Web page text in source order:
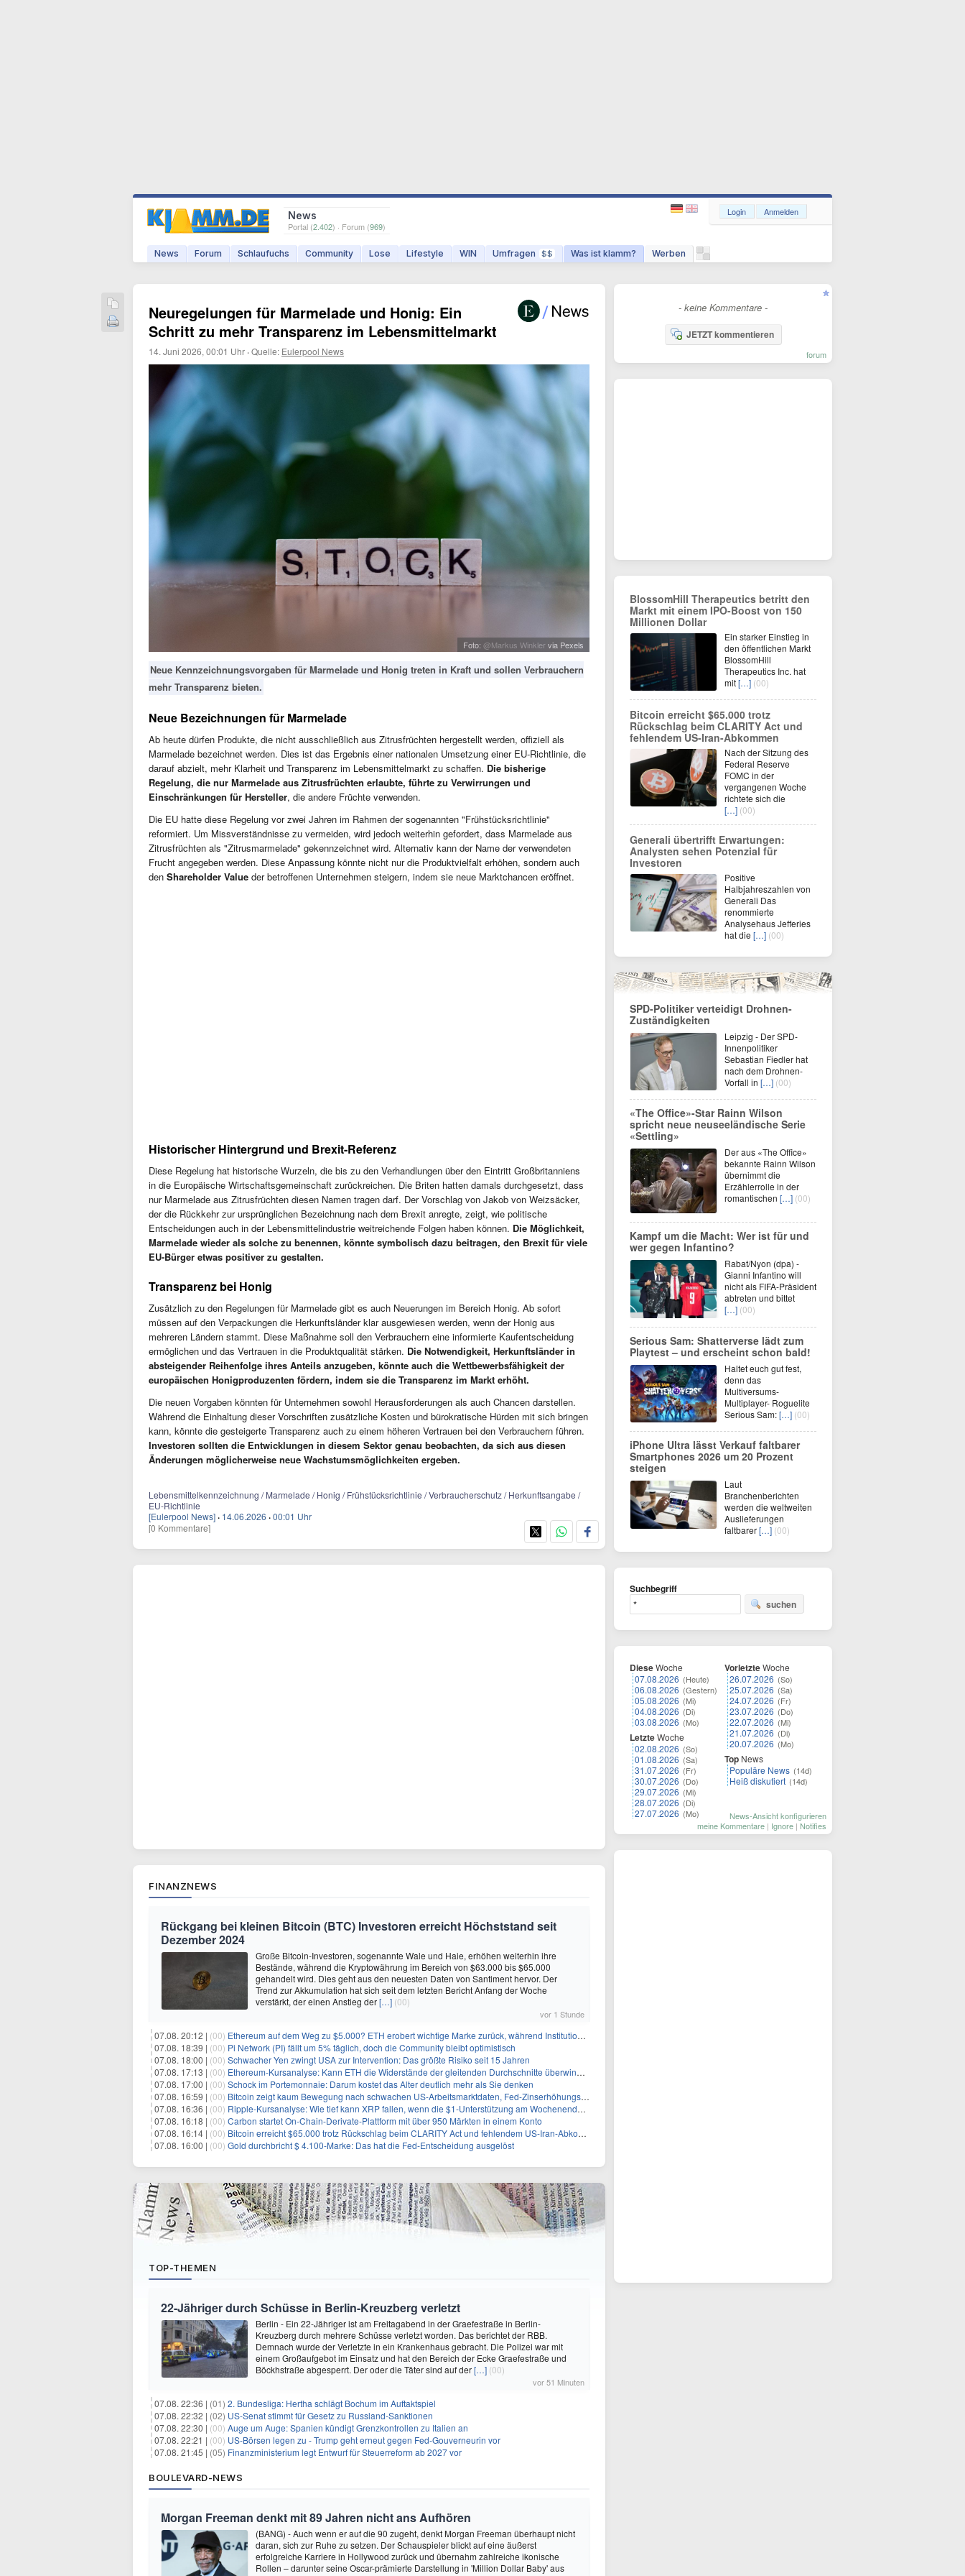
News
Portal (2.402) · Forum (969)
News Forum Schlaufuchs Community Lose Lifestyle WIN Umfragen $$ Was ist klamm? Werben
Login Anmelden
Neuregelungen für Marmelade und Honig: Ein
Schritt zu mehr Transparenz im Lebensmittelmarkt
14. Juni 2026, 00:01 Uhr ·Quelle: Eulerpool News
Foto: @Markus Winkler via Pexels
Neue Kennzeichnungsvorgaben für Marmelade und Honig treten in Kraft und sollen Verbrauchern
mehr Transparenz bieten.
Neue Bezeichnungen für Marmelade
Ab heute dürfen Produkte, die nicht ausschließlich aus Zitrusfrüchten hergestellt werden, offiziell als
Marmelade bezeichnet werden. Dies ist das Ergebnis einer nationalen Umsetzung einer EU-Richtlinie, die
darauf abzielt, mehr Klarheit und Transparenz im Lebensmittelmarkt zu schaffen. Die bisherige
Regelung, die nur Marmelade aus Zitrusfrüchten erlaubte, führte zu Verwirrungen und
Einschränkungen für Hersteller, die andere Früchte verwenden.
Die EU hatte diese Regelung vor zwei Jahren im Rahmen der sogenannten "Frühstücksrichtlinie"
reformiert. Um Missverständnisse zu vermeiden, wird jedoch weiterhin gefordert, dass Marmelade aus
Zitrusfrüchten als "Zitrusmarmelade" gekennzeichnet wird. Alternativ kann der Name der verwendeten
Frucht angegeben werden. Diese Anpassung könnte nicht nur die Produktvielfalt erhöhen, sondern auch
den Shareholder Value der betroffenen Unternehmen steigern, indem sie neue Marktchancen eröffnet.
Historischer Hintergrund und Brexit-Referenz
Diese Regelung hat historische Wurzeln, die bis zu den Verhandlungen über den Eintritt Großbritanniens
in die Europäische Wirtschaftsgemeinschaft zurückreichen. Die Briten hatten damals durchgesetzt, dass
nur Marmelade aus Zitrusfrüchten diesen Namen tragen darf. Der Vorschlag von Jakob von Weizsäcker,
der die Rückkehr zur ursprünglichen Bezeichnung nach dem Brexit anregte, zeigt, wie politische
Entscheidungen auch in der Lebensmittelindustrie weitreichende Folgen haben können. Die Möglichkeit,
Marmelade wieder als solche zu benennen, könnte symbolisch dazu beitragen, den Brexit für viele
EU-Bürger etwas positiver zu gestalten.
Transparenz bei Honig
Zusätzlich zu den Regelungen für Marmelade gibt es auch Neuerungen im Bereich Honig. Ab sofort
müssen auf den Verpackungen die Herkunftsländer klar ausgewiesen werden, wenn der Honig aus
mehreren Ländern stammt. Diese Maßnahme soll den Verbrauchern eine informierte Kaufentscheidung
ermöglichen und das Vertrauen in die Produktqualität stärken. Die Notwendigkeit, Herkunftsländer in
absteigender Reihenfolge ihres Anteils anzugeben, könnte auch die Wettbewerbsfähigkeit der
europäischen Honigproduzenten fördern, indem sie die Transparenz im Markt erhöht.
Die neuen Vorgaben könnten für Unternehmen sowohl Herausforderungen als auch Chancen darstellen.
Während die Einhaltung dieser Vorschriften zusätzliche Kosten und bürokratische Hürden mit sich bringen
kann, könnte die gesteigerte Transparenz auch zu einem höheren Vertrauen bei den Verbrauchern führen.
Investoren sollten die Entwicklungen in diesem Sektor genau beobachten, da sich aus diesen
Änderungen möglicherweise neue Wachstumsmöglichkeiten ergeben.
Lebensmittelkennzeichnung / Marmelade / Honig / Frühstücksrichtlinie / Verbraucherschutz / Herkunftsangabe /
EU-Richtlinie
[Eulerpool News] · 14.06.2026 ·00:01 Uhr
[0 Kommentare]
FINANZNEWS
Rückgang bei kleinen Bitcoin (BTC) Investoren erreicht Höchststand seit
Dezember 2024
Große Bitcoin-Investoren, sogenannte Wale und Haie, erhöhen weiterhin ihre
Bestände, während die Kryptowährung im Bereich von $63.000 bis $65.000
gehandelt wird. Dies geht aus den neuesten Daten von Santiment hervor. Der
Trend zur Akkumulation hat sich seit dem letzten Bericht Anfang der Woche
verstärkt, der einen Anstieg der[…] (00)
vor 1 Stunde
07.08. 20:12 | (00) Ethereum auf dem Weg zu $5.000? ETH erobert wichtige Marke zurück, während Institutionen weiter akkumulieren
07.08. 18:39 | (00) Pi Network (PI) fällt um 5% täglich, doch die Community bleibt optimistisch
07.08. 18:00 | (00) Schwacher Yen zwingt USA zur Intervention: Das größte Risiko seit 15 Jahren
07.08. 17:13 | (00) Ethereum-Kursanalyse: Kann ETH die Widerstände der gleitenden Durchschnitte überwinden?
07.08. 17:00 | (00) Schock im Portemonnaie: Darum kostet das Alter deutlich mehr als Sie denken
07.08. 16:59 | (00) Bitcoin zeigt kaum Bewegung nach schwachen US-Arbeitsmarktdaten, Fed-Zinserhöhungschancen sinken auf 44%
07.08. 16:36 | (00) Ripple-Kursanalyse: Wie tief kann XRP fallen, wenn die $1-Unterstützung am Wochenende verloren geht?
07.08. 16:18 | (00) Carbon startet On-Chain-Derivate-Plattform mit über 950 Märkten in einem Konto
07.08. 16:14 | (00) Bitcoin erreicht $65.000 trotz Rückschlag beim CLARITY Act und fehlendem US-Iran-Abkommen
07.08. 16:00 | (00) Gold durchbricht $ 4.100-Marke: Das hat die Fed-Entscheidung ausgelöst
TOP-THEMEN
22-Jähriger durch Schüsse in Berlin-Kreuzberg verletzt
Berlin - Ein 22-Jähriger ist am Freitagabend in der Graefestraße in Berlin-
Kreuzberg durch mehrere Schüsse verletzt worden. Das berichtet der RBB.
Demnach wurde der Verletzte in ein Krankenhaus gebracht. Die Polizei war mit
einem Großaufgebot im Einsatz und hat den Bereich der Ecke Graefestraße und
Böckhstraße abgesperrt. Der oder die Täter sind auf der[…] (00)
vor 51 Minuten
07.08. 22:36 | (01) 2. Bundesliga: Hertha schlägt Bochum im Auftaktspiel
07.08. 22:32 | (02) US-Senat stimmt für Gesetz zu Russland-Sanktionen
07.08. 22:30 | (00) Auge um Auge: Spanien kündigt Grenzkontrollen zu Italien an
07.08. 22:21 | (00) US-Börsen legen zu - Trump geht erneut gegen Fed-Gouverneurin vor
07.08. 21:45 | (05) Finanzministerium legt Entwurf für Steuerreform ab 2027 vor
BOULEVARD-NEWS
Morgan Freeman denkt mit 89 Jahren nicht ans Aufhören
(BANG) - Auch wenn er auf die 90 zugeht, denkt Morgan Freeman überhaupt nicht
daran, sich zur Ruhe zu setzen. Der Schauspieler blickt auf eine äußerst
erfolgreiche Karriere in Hollywood zurück und übernahm zahlreiche ikonische
Rollen – darunter seine Oscar-prämierte Darstellung in 'Million Dollar Baby' aus
- keine Kommentare -
JETZT kommentieren
forum
BlossomHill Therapeutics betritt den
Markt mit einem IPO-Boost von 150
Millionen Dollar
Ein starker Einstieg in
den öffentlichen Markt
BlossomHill
Therapeutics Inc. hat
mit[…] (00)
Bitcoin erreicht $65.000 trotz
Rückschlag beim CLARITY Act und
fehlendem US-Iran-Abkommen
Nach der Sitzung des
Federal Reserve
FOMC in der
vergangenen Woche
richtete sich die
[…] (00)
Generali übertrifft Erwartungen:
Analysten sehen Potenzial für
Investoren
Positive
Halbjahreszahlen von
Generali Das
renommierte
Analysehaus Jefferies
hat die […] (00)
SPD-Politiker verteidigt Drohnen-
Zuständigkeiten
Leipzig - Der SPD-
Innenpolitiker
Sebastian Fiedler hat
nach dem Drohnen-
Vorfall in […] (00)
«The Office»-Star Rainn Wilson
spricht neue neuseeländische Serie
«Settling»
Der aus «The Office»
bekannte Rainn Wilson
übernimmt die
Erzählerrolle in der
romantischen […] (00)
Kampf um die Macht: Wer ist für und
wer gegen Infantino?
Rabat/Nyon (dpa) -
Gianni Infantino will
nicht als FIFA-Präsident
abtreten und bittet
[…] (00)
Serious Sam: Shatterverse lädt zum
Playtest – und erscheint schon bald!
Haltet euch gut fest,
denn das
Multiversums-
Multiplayer- Roguelite
Serious Sam:[…] (00)
iPhone Ultra lässt Verkauf faltbarer
Smartphones 2026 um 20 Prozent
steigen
Laut
Branchenberichten
werden die weltweiten
Auslieferungen
faltbarer[…] (00)
Suchbegriff
suchen
DieseWoche
07.08.2026 (Heute)
06.08.2026 (Gestern)
05.08.2026 (Mi)
04.08.2026 (Di)
03.08.2026 (Mo)
LetzteWoche
02.08.2026 (So)
01.08.2026 (Sa)
31.07.2026 (Fr)
30.07.2026 (Do)
29.07.2026 (Mi)
28.07.2026 (Di)
27.07.2026 (Mo)
VorletzteWoche
26.07.2026 (So)
25.07.2026 (Sa)
24.07.2026 (Fr)
23.07.2026 (Do)
22.07.2026 (Mi)
21.07.2026 (Di)
20.07.2026 (Mo)
Top News
Populäre News (14d)
Heiß diskutiert (14d)
News-Ansicht konfigurieren
meine Kommentare | Ignore | Notifies